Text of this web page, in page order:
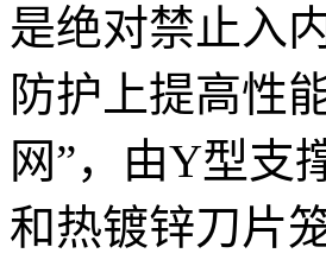
是绝对禁止入
防护上提高性能
网”，由Y型支
和热镀锌刀片